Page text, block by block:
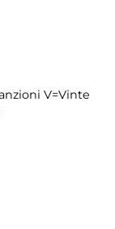
V=Vinte